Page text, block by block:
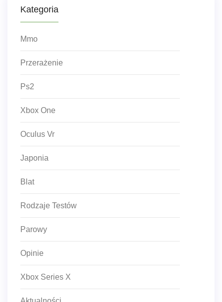
Kategoria
Mmo
Przerażenie
Ps2
Xbox One
Oculus Vr
Japonia
Blat
Rodzaje Testów
Parowy
Opinie
Xbox Series X